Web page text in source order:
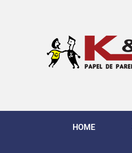
HOME